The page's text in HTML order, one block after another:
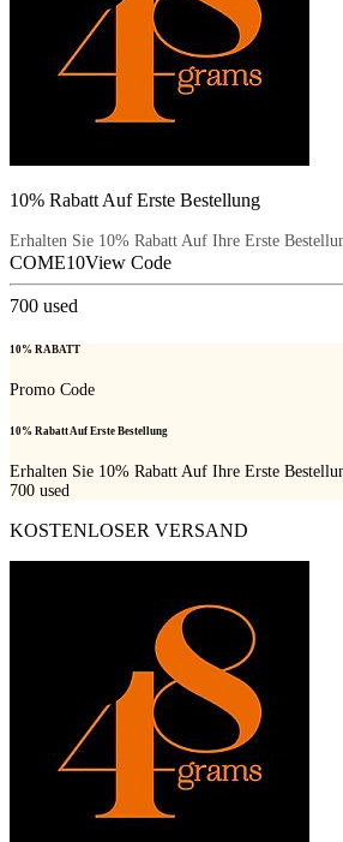
10% Rabatt Auf Erste Bestellung
Erhalten Sie 10% Rabatt Auf Ihre Erste
COME10View Code
700 used
10% RABATT
Promo Code
10% Rabatt Auf Erste Bestellung
Erhalten Sie 10% Rabatt Auf Ihre Erste
700 used
KOSTENLOSER VERSAND